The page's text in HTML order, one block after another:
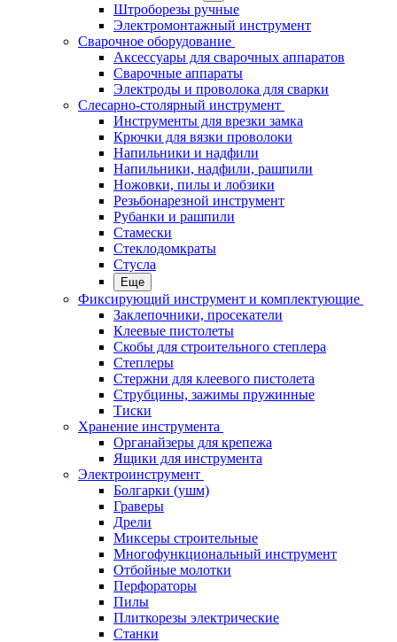
Штроборезы ручные
Электромонтажный инструмент
Сварочное оборудование
Аксессуары для сварочных аппаратов
Сварочные аппараты
Электроды и проволока для сварки
Слесарно-столярный инструмент
Инструменты для врезки замка
Крючки для вязки проволоки
Напильники и надфили
Напильники, надфили, рашпили
Ножовки, пилы и лобзики
Резьбонарезной инструмент
Рубанки и рашпили
Стамески
Стеклодомкраты
Стусла
Еще
Фиксирующий инструмент и комплектующие
Заклепочники, просекатели
Клеевые пистолеты
Скобы для строительного степлера
Степлеры
Стержни для клеевого пистолета
Струбцины, зажимы пружинные
Тиски
Хранение инструмента
Органайзеры для крепежа
Ящики для инструмента
Электроинструмент
Болгарки (ушм)
Граверы
Дрели
Миксеры строительные
Многофункциональный инструмент
Отбойные молотки
Перфораторы
Пилы
Плиткорезы электрические
Станки